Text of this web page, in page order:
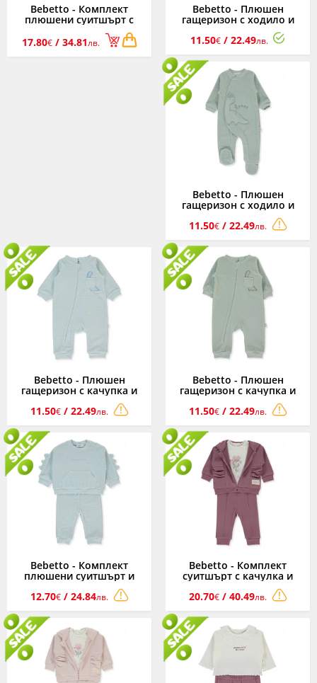
Bebetto - Комплект
плюшени суитшърт с
качулка и цип, панталон
и тениска Dinosaur
K5031M, момче, мента, 3-
17.80€/ 34.81лв.
Bebetto - Плюшен
гащеризон с ходило и
цип Dinosaur K5032B,
момче, син, 1-9 м.
11.50€ / 22.49лв.
Bebetto - Плюшен
гащеризон с ходило и
цип Dinosaur K5032M,
момче, мента, 1-9 м.
11.50€/ 22.49лв.
Bebetto - Плюшен
гащеризон с качупка и
цип Dinosaur K5033B,
момче, син, 3-18 м.
11.50€/ 22.49лв.
Bebetto - Плюшен
гащеризон с качупка и
цип Dinosaur K5033M,
момче, мента, 3-18 м.
11.50€/ 22.49лв.
Bebetto - Комплект
плюшени суитшърт и
панталонки Dinosaur
K5034, момче, 3-24 м.
12.70€/ 24.84лв.
Bebetto - Комплект
суитшърт с качулка и
цип, тениска и панталон
Retro Flower K4976DR,
20.70€/ 40.49лв.